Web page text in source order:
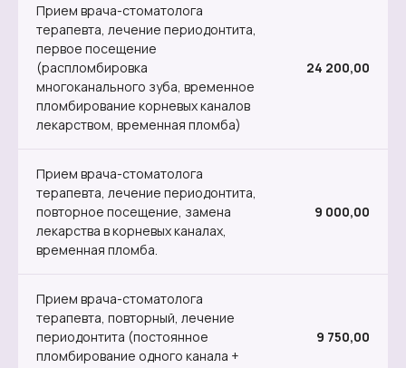
Прием врача-стоматолога
терапевта, лечение периодонтита,
первое посещение
(распломбировка
многоканального зуба, временное
пломбирование корневых каналов
лекарством, временная пломба)
24 200,00
Прием врача-стоматолога
терапевта, лечение периодонтита,
повторное посещение, замена
лекарства в корневых каналах,
временная пломба.
9 000,00
Прием врача-стоматолога
терапевта, повторный, лечение
периодонтита (постоянное
пломбирование одного канала +
9 750,00